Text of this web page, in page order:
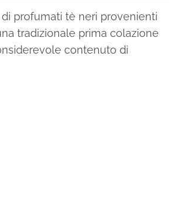
profumati tè neri provenienti
tradizionale prima colazione
contenuto di